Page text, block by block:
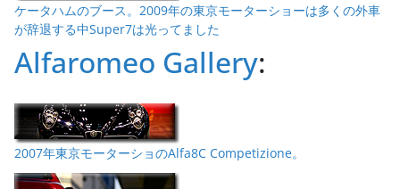
ケータハムのブース。2009年の東京モーターショーは多くの外車
が辞退する中Super7は光ってました
Alfaromeo Gallery:
2007年東京モーターショのAlfa8C Competizione。